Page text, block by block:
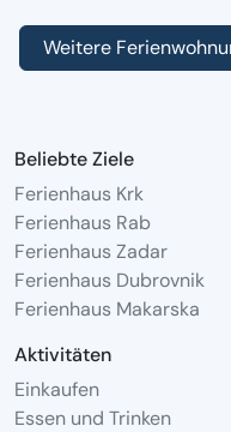
Weitere
Beliebte Ziele
Ferienhaus Krk
Ferienhaus Rab
Ferienhaus Zadar
Ferienhaus Dubrovnik
Ferienhaus Makarska
Aktivitäten
Einkaufen
Essen und Trinken